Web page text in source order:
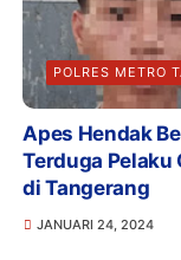
POLRES METRO
Apes Hendak
Terduga Pelaku
di Tangerang
JANUARI 24, 2024